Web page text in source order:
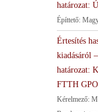
határozat:
Építtető:
Értesítés
kiadásáról
határozat:
FTTH
Kérelmező: